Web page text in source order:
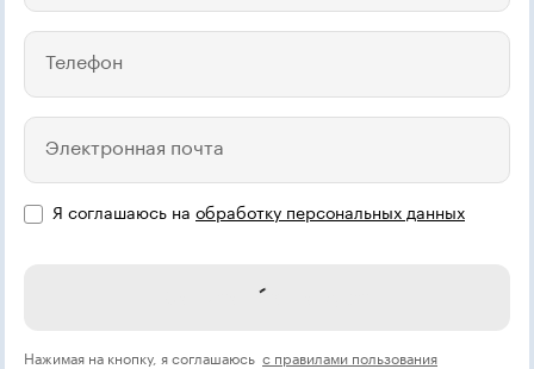
Телефон
Электронная почта
Я соглашаюсь на обработку персональных данных
Записаться на курс
Нажимая на кнопку, я соглашаюсь с правилами пользования